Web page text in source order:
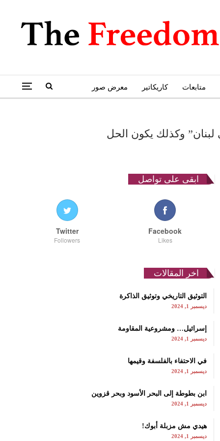
متابعات كاريكاتير معرض صور
لبنان” وكذلك يكون الحل
ابقى على تواصل
Facebook
Likes
Twitter
Followers
اخر المقالات
التوثيق التاريخي وتوثيق الذاكرة
ديسمبر 1, 2024
إسرائيل… ومشروعية المقاومة
ديسمبر 1, 2024
في الاحتفاء بالفلسفة وقيمها
ديسمبر 1, 2024
ابن بطوطة إلى البحر الأسود وبحر قزوين
ديسمبر 1, 2024
هيدي مش مزبلة أبوك!
ديسمبر 1, 2024